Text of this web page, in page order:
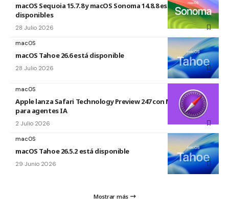
macOS Sequoia 15.7.8 y macOS Sonoma 14.8.8 están
disponibles
28 Julio 2026
macOS
macOS Tahoe 26.6 está disponible
28 Julio 2026
macOS
Apple lanza Safari Technology Preview 247 con MCP Server
para agentes IA
2 Julio 2026
macOS
macOS Tahoe 26.5.2 está disponible
29 Junio 2026
Mostrar más